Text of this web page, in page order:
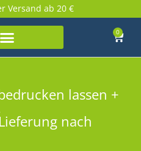
Versand ab 20 €
0
lassen +
nach